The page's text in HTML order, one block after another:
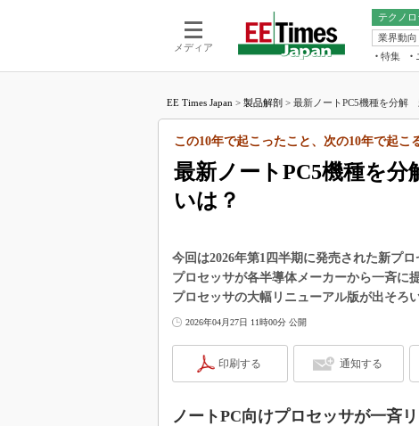
メディア
テクノロ
電池／エネルギー
アナログ
マイコ
FPGA
業界動向
特集
福田昭のデ
湯之上隆の
大山聡の業
世界を「数
踊るバズワ
で起こること
製品分解で
光伝送技術を
電子
EE Times Japan > 製品解剖 > 最新ノートPC5機種を分解
最新ノートPC5機種を
いは？
この10年で起こったこと、次の10年で起こ
今回は2026年第1四半期に発売された新プ
プロセッサが各半導体メーカーから一斉に
プロセッサの大幅リニューアル版が出そろ
2026年04月27日 11時00分 公開
印刷する 通知する
ノートPC向けプロセッサが一斉